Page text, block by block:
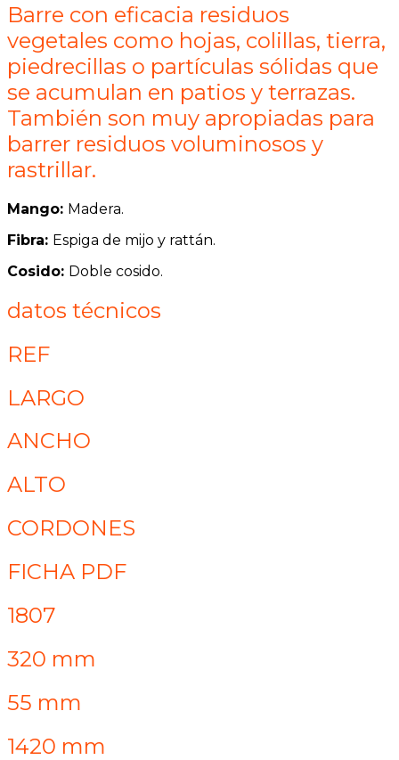
Barre con eficacia residuos
vegetales como hojas, colillas, tierra,
piedrecillas o partículas sólidas que
se acumulan en patios y terrazas.
También son muy apropiadas para
barrer residuos voluminosos y
rastrillar.
Mango: Madera.
Fibra: Espiga de mijo y rattán.
Cosido: Doble cosido.
datos técnicos
REF
LARGO
ANCHO
ALTO
CORDONES
FICHA PDF
1807
320 mm
55 mm
1420 mm